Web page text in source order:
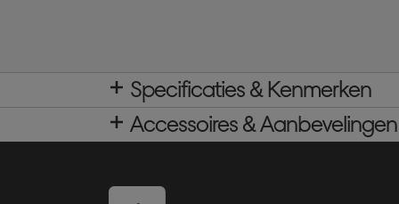
Specificaties & Kenmerken
Accessoires & Aanbevelingen